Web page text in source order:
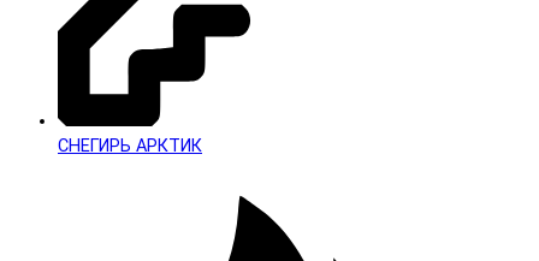
СНЕГИРЬ АРКТИК